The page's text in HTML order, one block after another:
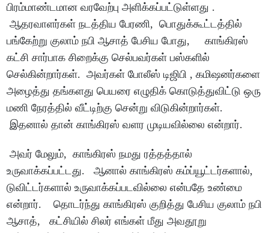
பிரம்மாண்டமான வரவேற்பு அளிக்கப்பட்டுள்ளது .
ஆதரவாளர்கள் நடத்திய பேரணி, பொதுக்கூட்டத்தில்
பங்கேற்று குலாம் நபி ஆசாத் பேசிய போது, காங்கிரஸ்
கட்சி சார்பாக சிறைக்கு செல்பவர்கள் பஸ்களில்
செல்கின்றார்கள். அவர்கள் போலீஸ் டிஜிபி , கமிஷனர்களை
அழைத்து தங்களது பெயரை எழுதிக் கொடுத்துவிட்டு ஒரு
மணி நேரத்தில் வீட்டிற்கு சென்று விடுகின்றார்கள்.
இதனால் தான் காங்கிரஸ் வளர முடியவில்லை என்றார்.
அவர் மேலும், காங்கிரஸ் நமது ரத்தத்தால்
உருவாக்கப்பட்டது. ஆனால் காங்கிரஸ் கம்ப்யூட்டர்களால்,
டுவிட்டர்களால் உருவாக்கப்படவில்லை என்பதே உண்மை
என்றார். தொடர்ந்து காங்கிரஸ் குறித்து பேசிய குலாம் நபி
ஆசாத், கட்சியில் சிலர் எங்கள் மீது அவதூறு